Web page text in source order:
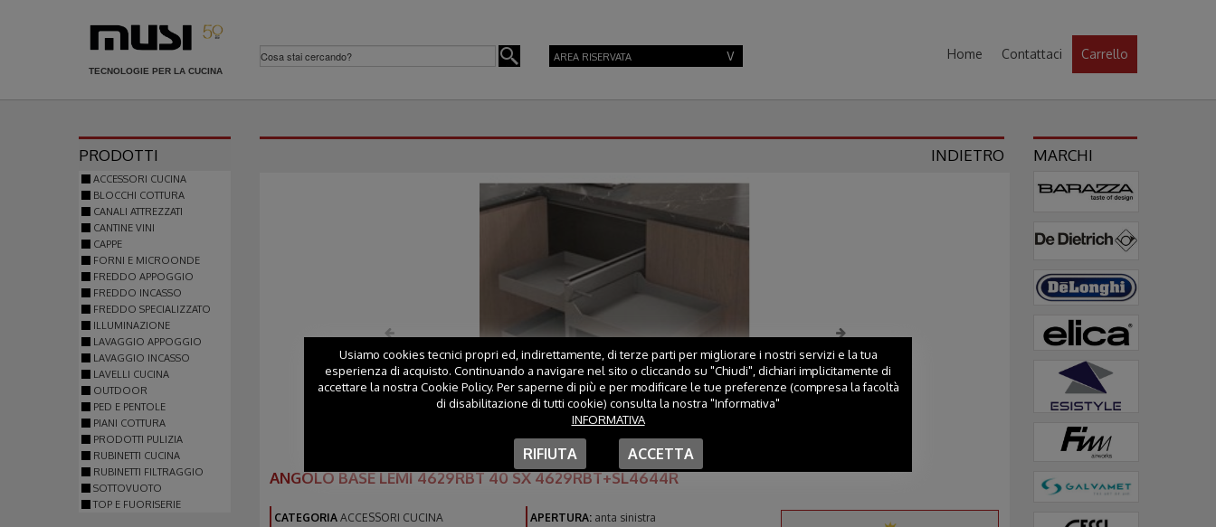
TECNOLOGIE PER LA CUCINA
AREA RISERVATA Home Contattaci Carrello
PRODOTTI
ACCESSORI CUCINA
BLOCCHI COTTURA
CANALI ATTREZZATI
CANTINE VINI
CAPPE
FORNI E MICROONDE
FREDDO APPOGGIO
FREDDO INCASSO
FREDDO SPECIALIZZATO
ILLUMINAZIONE
LAVAGGIO APPOGGIO
LAVAGGIO INCASSO
LAVELLI CUCINA
OUTDOOR
PED E PENTOLE
PIANI COTTURA
PRODOTTI PULIZIA
RUBINETTI CUCINA
RUBINETTI FILTRAGGIO
SOTTOVUOTO
TOP E FUORISERIE
INDIETRO
ANGOLO BASE LEMI 4629RBT 40 SX 4629RBT+SL4644R
CATEGORIA ACCESSORI CUCINA APERTURA: anta sinistra
MARCHI
Usiamo cookies tecnici propri ed, indirettamente, di terze parti per migliorare i nostri servizi e la tua
esperienza di acquisto. Continuando a navigare nel sito o cliccando su "Chiudi", dichiari implicitamente di
accettare la nostra Cookie Policy. Per saperne di più e per modificare le tue preferenze (compresa la facoltà
di disabilitazione di tutti cookie) consulta la nostra "Informativa"
INFORMATIVA
RIFIUTA ACCETTA